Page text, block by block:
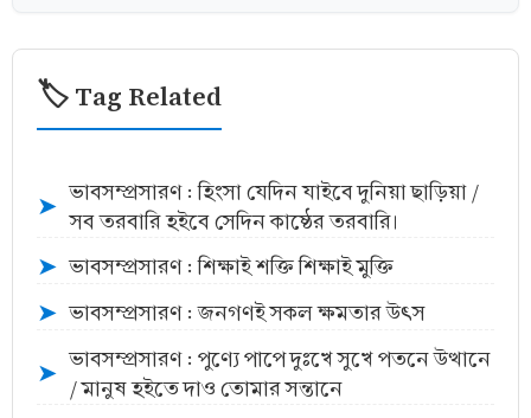
🏷️ Tag Related
➤
ভাবসম্প্রসারণ : হিংসা যেদিন যাইবে দুনিয়া ছাড়িয়া /
সব তরবারি হইবে সেদিন কাষ্ঠের তরবারি।
➤ ভাবসম্প্রসারণ : শিক্ষাই শক্তি শিক্ষাই মুক্তি
➤ ভাবসম্প্রসারণ : জনগণই সকল ক্ষমতার উৎস
➤
ভাবসম্প্রসারণ : পুণ্যে পাপে দুঃখে সুখে পতনে উত্থানে
/ মানুষ হইতে দাও তোমার সন্তানে